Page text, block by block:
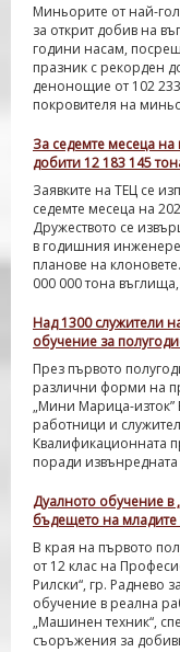
Миньорите от най-
за открит добив на
години насам,
празник с рекорден
денонощие от 102
покровителя на
За седемте месеца
добити 12 183 145
Заявките на ТЕЦ се
седемте месеца на
Дружеството се
в годишния
планове на
000 000 тона
Над 1300 служители
обучение за
През първото
различни форми на
„Мини Марица-
работници и
Квалификационната
поради
Дуалното обучение в
бъдещето на младите
В края на първото
от 12 клас на
Рилски“, гр. Раднево
обучение в реална
„Машинен техник“,
съоръжения за